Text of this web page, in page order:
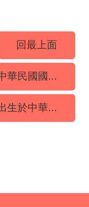
回最上面
華民國國...
生於中華...